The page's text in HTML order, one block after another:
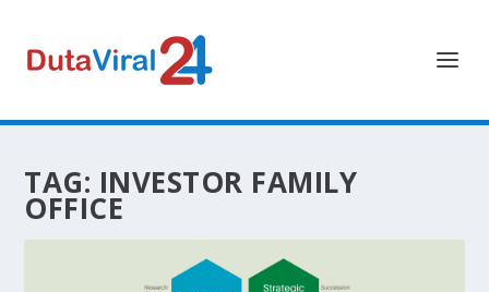
TAG: INVESTOR FAMILY
OFFICE